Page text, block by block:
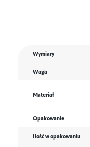
Wymiary
Waga
Materiał
Opakowanie
Ilość w opakowaniu